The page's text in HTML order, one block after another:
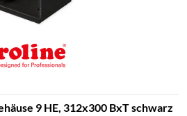
9 HE, 312x300 BxT schwarz